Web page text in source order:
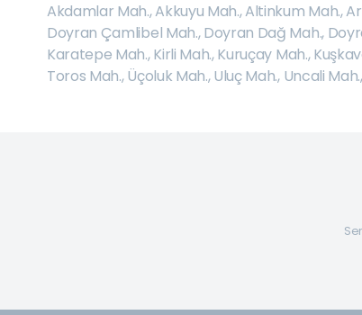
Akdamlar Mah.,Akkuyu Mah.,Altinkum Mah.,
Doyran Çamlibel Mah.,Doyran Dağ Mah.,
Karatepe Mah.,Kirli Mah.,Kuruçay Mah.,
Toros Mah.,Üçoluk Mah.,Uluç Mah., Uncali Mah.